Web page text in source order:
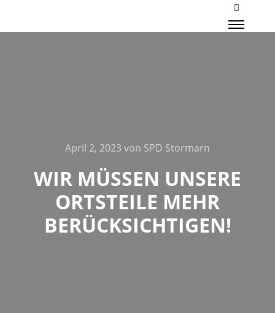
Mehr
April 2, 2023 von SPD Stormarn
WIR MÜSSEN UNSERE
ORTSTEILE MEHR
BERÜCKSICHTIGEN!